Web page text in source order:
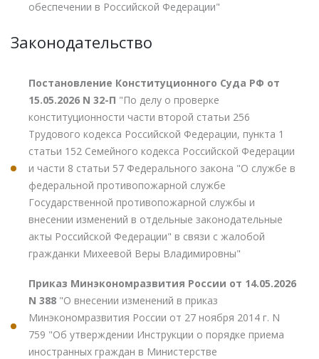
обеспечении в Российской Федерации"
Законодательство
Постановление Конституционного Суда РФ от
15.05.2026 N 32-П "По делу о проверке
конституционности части второй статьи 256
Трудового кодекса Российской Федерации, пункта 1
статьи 152 Семейного кодекса Российской Федерации
и части 8 статьи 57 Федерального закона "О службе в
федеральной противопожарной службе
Государственной противопожарной службы и
внесении изменений в отдельные законодательные
акты Российской Федерации" в связи с жалобой
гражданки Михеевой Веры Владимировны"
Приказ Минэкономразвития России от 14.05.2026
N 388 "О внесении изменений в приказ
Минэкономразвития России от 27 ноября 2014 г. N
759 "Об утверждении Инструкции о порядке приема
иностранных граждан в Министерстве